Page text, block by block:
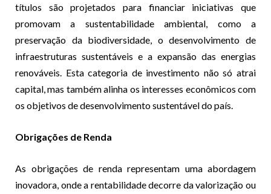
títulos são projetados para financiar iniciativas que
promovam a sustentabilidade ambiental, como a
preservação da biodiversidade, o desenvolvimento de
infraestruturas sustentáveis e a expansão das energias
renováveis. Esta categoria de investimento não só atrai
capital, mas também alinha os interesses econômicos com
os objetivos de desenvolvimento sustentável do país.
Obrigações de Renda
As obrigações de renda representam uma abordagem
inovadora, onde a rentabilidade decorre da valorização ou